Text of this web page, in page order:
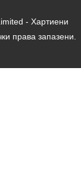
- Хартиени
права запазени.